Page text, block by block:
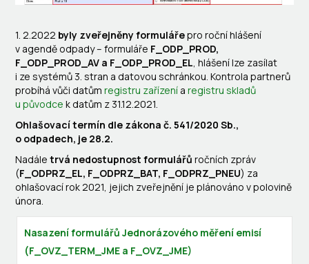
1. 2.2022 byly zveřejněny formulářepro roční hlášení
v agendě odpady – formuláře F_ODP_PROD,
F_ODP_PROD_AV a F_ODP_PROD_EL , hlášení lze zasílat
i ze systémů 3. stran a datovou schránkou. Kontrola partnerů
probíhá vůči datům registru zařízení a registru skladů
u původce k datům z 31.12.2021.
Ohlašovací termín dle zákona č. 541/2020 Sb.,
o odpadech, je 28.2.
Nadále trvá nedostupnost formulářů ročních zpráv
(F_ODPRZ_EL, F_ODPRZ_BAT, F_ODPRZ_PNEU) za
ohlašovací rok 2021, jejich zveřejnění je plánováno v polovině
února.
Nasazení formulářů Jednorázového měření emisí
(F_OVZ_TERM_JME a F_OVZ_JME)